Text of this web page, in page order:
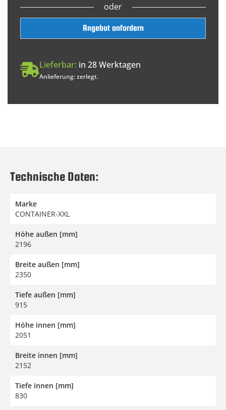
oder
Angebot anfordern
Lieferbar: in 28 Werktagen
Anlieferung: zerlegt.
Technische Daten:
Marke
CONTAINER-XXL
Höhe außen [mm]
2196
Breite außen [mm]
2350
Tiefe außen [mm]
915
Höhe innen [mm]
2051
Breite innen [mm]
2152
Tiefe innen [mm]
830